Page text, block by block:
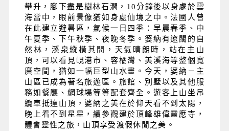
攀升，腳下盡是樹林石澗，10分鐘後以身處於雲
海當中，眼前景像猶如身處仙境之中。法國人曾
在此建立避暑區，氣候一日四季：早晨春季、中
午夏季、下午秋季、夜晚冬季。婆納有遼闊的自
然林，溪泉縱橫其間，天氣晴朗時，站在主山
頂，可以看見峴港市、容橘灣、美溪海等整個寬
廣空間，猶如一幅巨型山水畫。今天，婆納－主
山區已成為著名旅遊區。旅館、別墅以及其他服
務如餐廳、網球場等等配套齊全。遊客上山坐吊
纜車抵達山頂，婆納之美在於仰天看不到太陽，
晚上看不到星星，續參觀建於頂峰雄偉靈應寺，
體會靈性之旅，山頂享受渡假休閒之美。